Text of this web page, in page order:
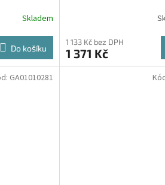
Skladem
Do košíku
1 133 Kč bez DPH
1 371 Kč
GA01010281